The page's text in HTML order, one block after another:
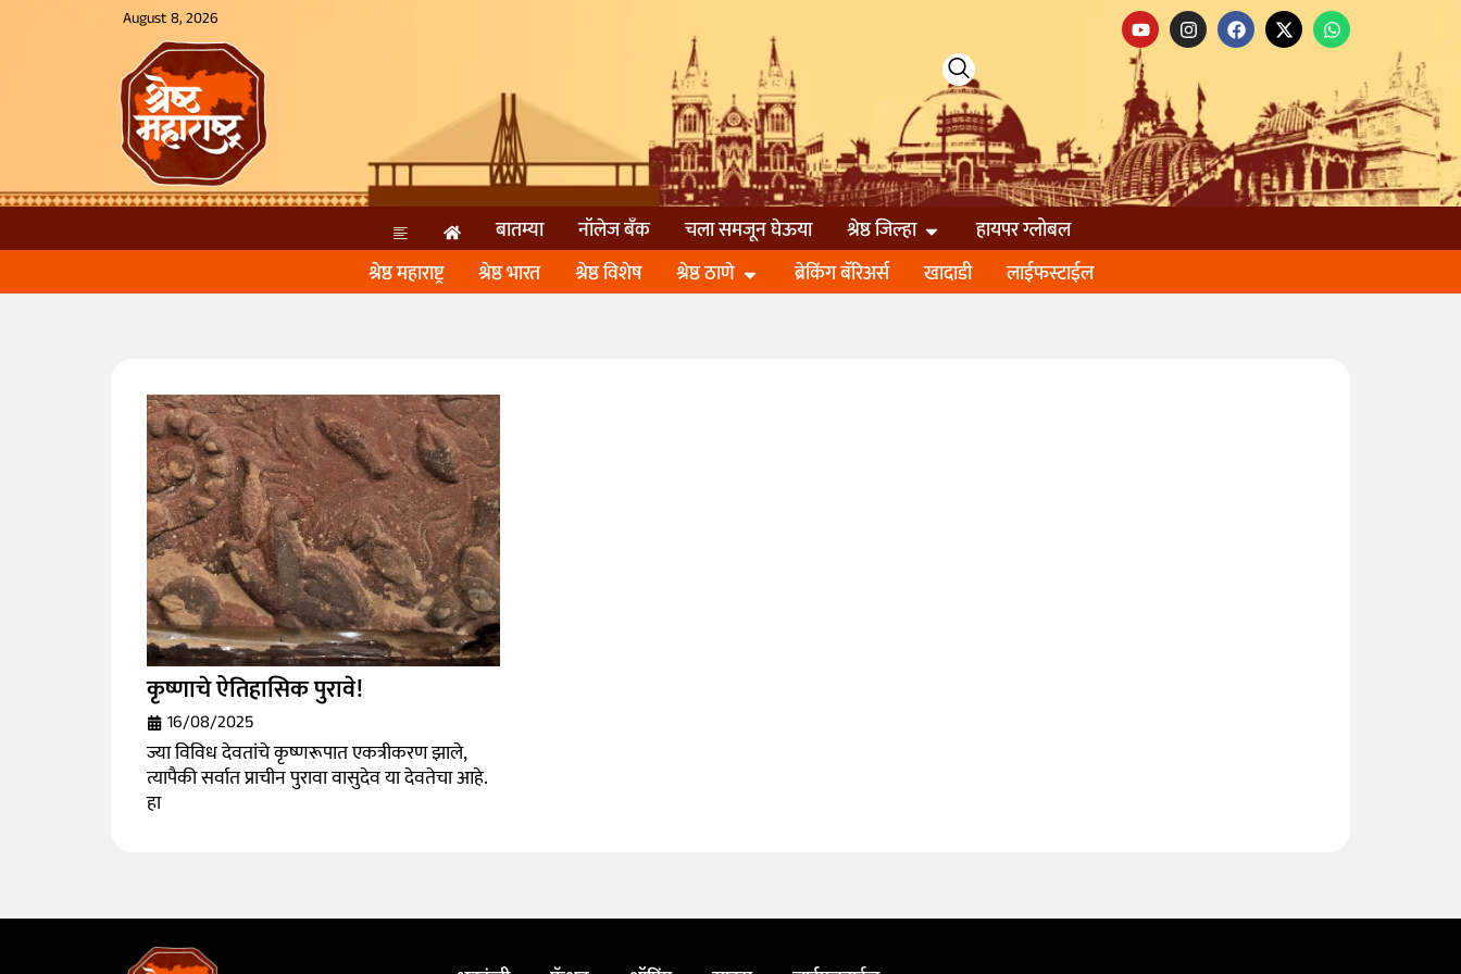
August 8, 2026
बातम्या नॉलेज बॅंक चला समजून घेऊया श्रेष्ठ जिल्हा
हायपर ग्लोबल
श्रेष्ठ महाराष्ट्र
श्रेष्ठ भारत श्रेष्ठ विशेष श्रेष्ठ ठाणे ब्रेकिंग बॅरिअर्स खादाडी लाईफस्टाईल
कृष्णाचे ऐतिहासिक पुरावे!
16/08/2025
ज्या विविध देवतांचे कृष्णरूपात एकत्रीकरण झाले,
त्यापैकी सर्वात प्राचीन पुरावा वासुदेव या देवतेचा आहे.
हा